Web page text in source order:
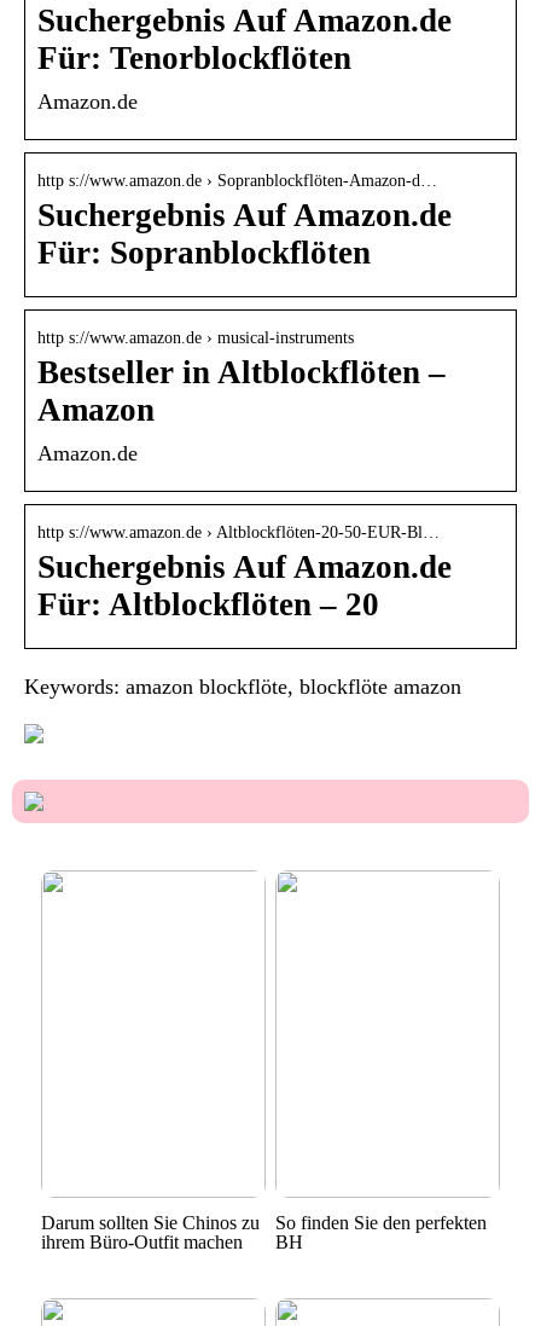
Suchergebnis Auf Amazon.de
Für: Tenorblockflöten
Amazon.de
http s://www.amazon.de › Sopranblockflöten-Amazon-d…
Suchergebnis Auf Amazon.de
Für: Sopranblockflöten
http s://www.amazon.de › musical-instruments
Bestseller in Altblockflöten –
Amazon
Amazon.de
http s://www.amazon.de › Altblockflöten-20-50-EUR-Bl…
Suchergebnis Auf Amazon.de
Für: Altblockflöten – 20
Keywords: amazon blockflöte, blockflöte amazon
Darum sollten Sie Chinos zu
ihrem Büro-Outfit machen
So finden Sie den perfekten
BH